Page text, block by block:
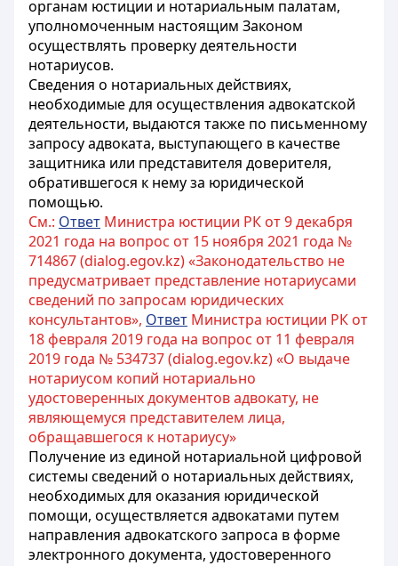
органам юстиции и нотариальным палатам,
уполномоченным настоящим Законом
осуществлять проверку деятельности
нотариусов.
Сведения о нотариальных действиях,
необходимые для осуществления адвокатской
деятельности, выдаются также по письменному
запросу адвоката, выступающего в качестве
защитника или представителя доверителя,
обратившегося к нему за юридической
помощью.
См.: Ответ Министра юстиции РК от 9 декабря
2021 года на вопрос от 15 ноября 2021 года №
714867 (dialog.egov.kz) «Законодательство не
предусматривает представление нотариусами
сведений по запросам юридических
консультантов», Ответ Министра юстиции РК от
18 февраля 2019 года на вопрос от 11 февраля
2019 года № 534737 (dialog.egov.kz) «О выдаче
нотариусом копий нотариально
удостоверенных документов адвокату, не
являющемуся представителем лица,
обращавшегося к нотариусу»
Получение из единой нотариальной цифровой
системы сведений о нотариальных действиях,
необходимых для оказания юридической
помощи, осуществляется адвокатами путем
направления адвокатского запроса в форме
электронного документа, удостоверенного